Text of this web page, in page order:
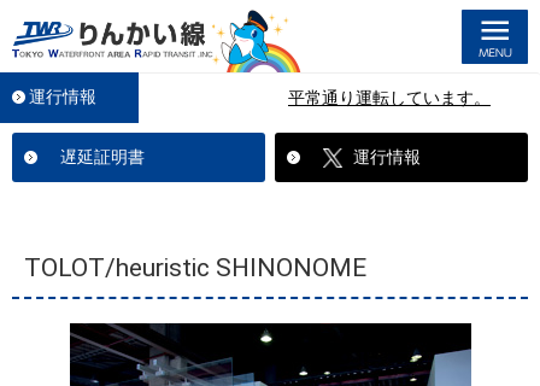
運行情報 平常通り運転しています。
遅延証明書 運行情報
TOLOT/heuristic SHINONOME